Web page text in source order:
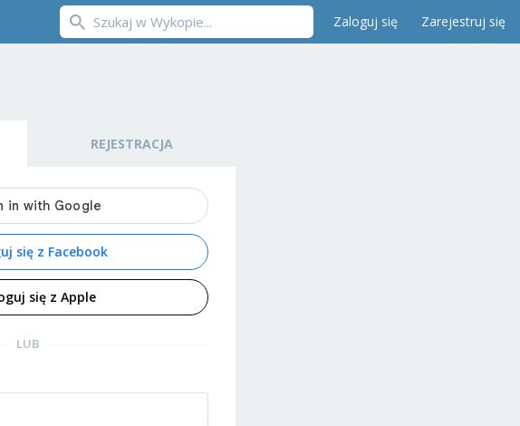
Zaloguj się Zarejestruj się
REJESTRACJA
się z Facebook
się z Apple
LUB